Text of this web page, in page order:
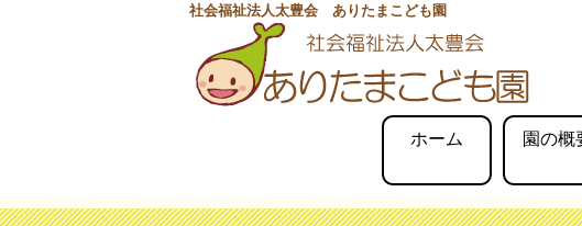
社会福祉法人太豊会 ありたまこども園
ホーム 園の概